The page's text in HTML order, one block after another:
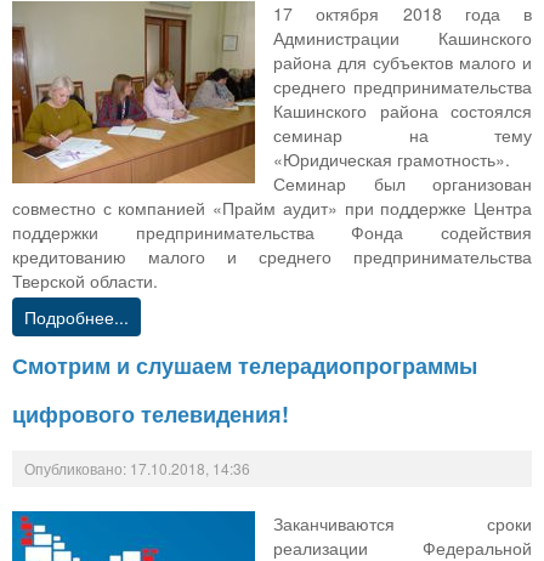
17 октября 2018 года в
Администрации Кашинского
района для субъектов малого и
среднего предпринимательства
Кашинского района состоялся
семинар на тему
«Юридическая грамотность».
Семинар был организован
совместно с компанией «Прайм аудит» при поддержке Центра
поддержки предпринимательства Фонда содействия
кредитованию малого и среднего предпринимательства
Тверской области.
Подробнее...
Смотрим и слушаем телерадиопрограммы
цифрового телевидения!
Опубликовано: 17.10.2018, 14:36
Заканчиваются сроки
реализации Федеральной